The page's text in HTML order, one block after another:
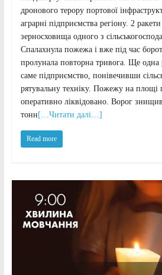
дронового терору портової
аграрні підприємства регіону. 2
зерносховища одного з
Спалахнула пожежа і вже під час
пролунала повторна тривога. Ще одна
саме підприємство, понівечивши
рятувальну техніку. Пожежу на площі
оперативно ліквідовано. Ворог
тонн […Читати далі…]
Read more